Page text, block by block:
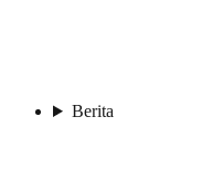
Berita